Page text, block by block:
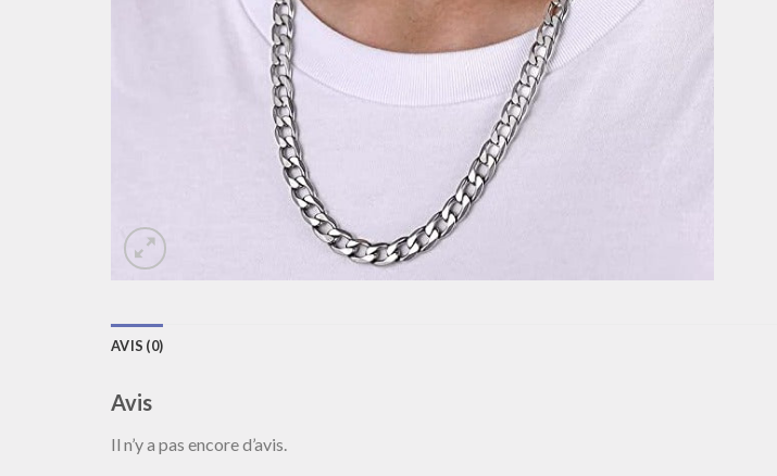
AVIS (0)
Avis
Il n’y a pas encore d’avis.